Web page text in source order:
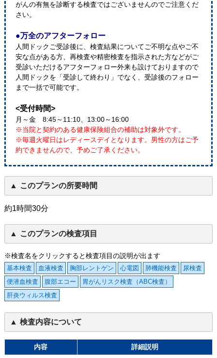
がんの有無を診断する検査ではございませんのでご注意くだ
さい。
●万全のアフターフォロー
人間ドックご受診後に、検査結果についてご不明な点やご不
安な点がある方、再検査や精密検査を指示された方などがご
受診いただけるアフターフォロー外来も設けておりますので
人間ドックを「受診して終わり」でなく、受診後のフォロー
まで一括で可能です。
<受付時間>
月～金 8:45～11:10、13:00～16:00
※当院と契約のある健康保険組合の補助は対象外です。
※毎週火曜日はレディースデイとなります。男性の方はご予
約できませんので、予めご了承ください。
このプランの所要時間
約1時間30分
このプランの検査項目
※検査名をクリックすると検査項目の説明が出ます
基本検査 血液検査 胸部レントゲン 心電図 肺機能検査
尿検査
便潜血検査
腹部エコー
胃がんリスク検査（ABC検査）
肝炎ウィルス検査
検査内容について
内容 詳細説明